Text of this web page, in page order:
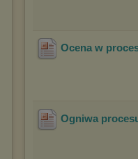
Ocena w
Ogniwa